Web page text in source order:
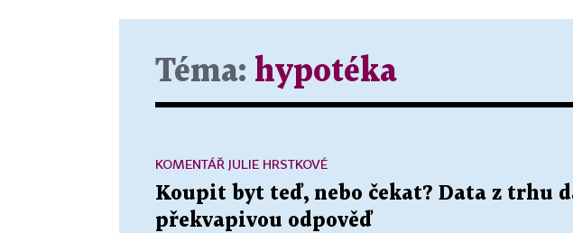
Téma: hypotéka
Koupit byt teď, nebo čekat? Data z trhu
překvapivou odpověď
KOMENTÁŘ JULIE HRSTKOVÉ